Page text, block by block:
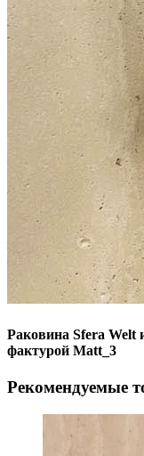
Раковина Sfera Welt
фактурой Matt_3
Рекомендуемые